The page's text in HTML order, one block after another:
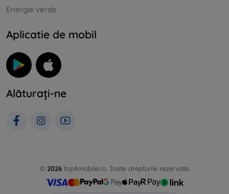
Energie verde
Aplicatie de mobil
Alăturați-ne
© 2026top4mobile.ro. Toate drepturile rezervate.